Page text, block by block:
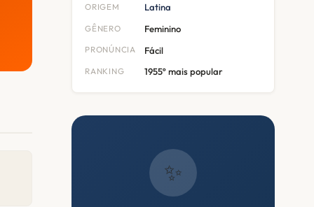
ORIGEM Latina
GÊNERO Feminino
PRONÚNCIA Fácil
RANKING 1955º mais popular
✨